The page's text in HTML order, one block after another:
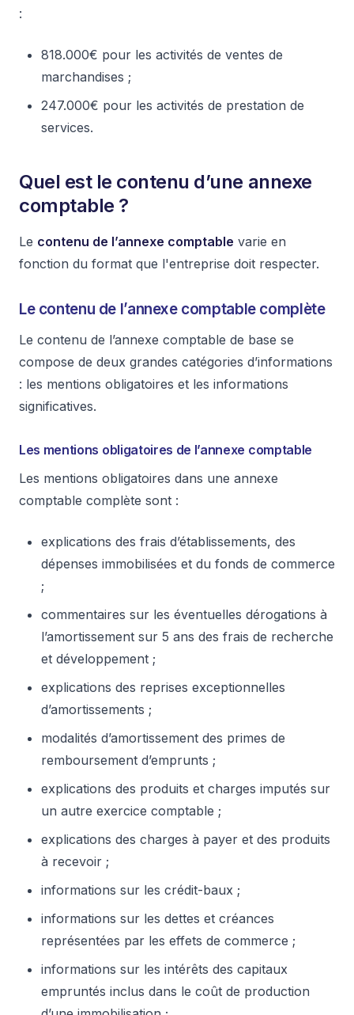
:
818.000€ pour les activités de ventes de
marchandises ;
247.000€ pour les activités de prestation de
services.
Quel est le contenu d’une annexe
comptable ?
Le contenu de l’annexe comptable varie en
fonction du format que l'entreprise doit respecter.
Le contenu de l’annexe comptable complète
Le contenu de l’annexe comptable de base se
compose de deux grandes catégories d’informations
: les mentions obligatoires et les informations
significatives.
Les mentions obligatoires de l’annexe comptable
Les mentions obligatoires dans une annexe
comptable complète sont :
explications des frais d’établissements, des
dépenses immobilisées et du fonds de commerce
;
commentaires sur les éventuelles dérogations à
l’amortissement sur 5 ans des frais de recherche
et développement ;
explications des reprises exceptionnelles
d’amortissements ;
modalités d’amortissement des primes de
remboursement d’emprunts ;
explications des produits et charges imputés sur
un autre exercice comptable ;
explications des charges à payer et des produits
à recevoir ;
informations sur les crédit-baux ;
informations sur les dettes et créances
représentées par les effets de commerce ;
informations sur les intérêts des capitaux
empruntés inclus dans le coût de production